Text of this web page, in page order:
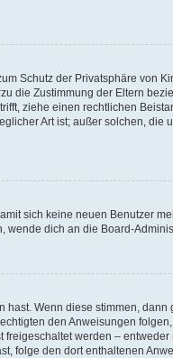
Schutz der Privatsphäre von
die Zustimmung der Eltern
ziehe einen rechtlichen
Art ist; außer solchen,
sich keine neuen Benutzer
wende dich an die Board-
Wenn diese stimmen, dann
den Anweisungen
werden –
folge den dort enthaltenen